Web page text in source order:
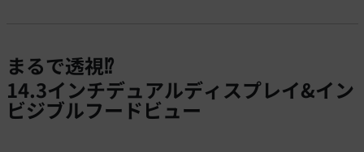
まるで透視⁉
14.3インチデュアルディスプレイ&イン
ビジブルフードビュー